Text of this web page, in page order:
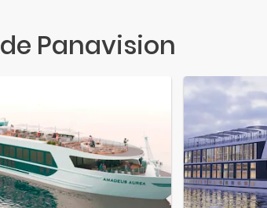
Panavision